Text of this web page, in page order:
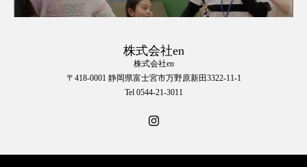
株式会社en
株式会社en
〒418-0001 静岡県富士宮市万野原新田3322-11-1
Tel 0544-21-3011